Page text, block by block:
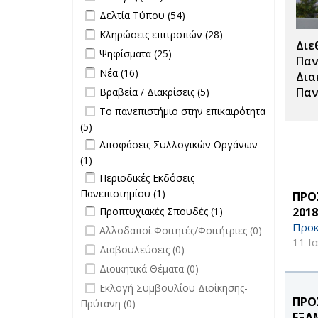
11
Apply Δελτία Τύπου filter
Δελτία Τύπου (54)
Apply Κληρώσεις επιτροπών filter
Κληρώσεις επιτροπών (28)
Apply Ψηφίσματα filter
Ψηφίσματα (25)
Apply Νέα filter
Νέα (16)
Apply Βραβεία / Διακρίσεις filter
Βραβεία / Διακρίσεις (5)
Διακρίσεις
Apply Το πανεπιστήμιο στην
επικαιρότητα filter
Το πανεπιστήμιο στην επικαιρότητα
(5)
επικαιρότητα filter
Apply Αποφάσεις Συλλογικών
Οργάνων filter
Αποφάσεις Συλλογικών Οργάνων
(1)
Οργάνων filter
Apply Περιοδικές Εκδόσεις
Πανεπιστημίου filter
Περιοδικές Εκδόσεις
Πανεπιστημίου (1)
Εκδόσεις
Πανεπιστημίου filter
Apply Προπτυχιακές Σπουδές filter
Προπτυχιακές Σπουδές (1)
Σπουδές filter
undefined
Αλλοδαποί Φοιτητές/Φοιτήτριες (0)
undefined
Διαβουλεύσεις (0)
undefined
Διοικητικά Θέματα (0)
undefined
Εκλογή Συμβουλίου Διοίκησης-
Πρύτανη (0)